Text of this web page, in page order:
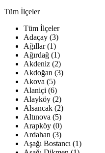
Tüm İlçeler
Tüm İlçeler
Adaçay (3)
Ağıllar (1)
Ağırdağ (1)
Akdeniz (2)
Akdoğan (3)
Akova (5)
Alaniçi (6)
Alayköy (2)
Alsancak (2)
Altınova (5)
Arapköy (0)
Ardahan (3)
Aşağı Bostancı (1)